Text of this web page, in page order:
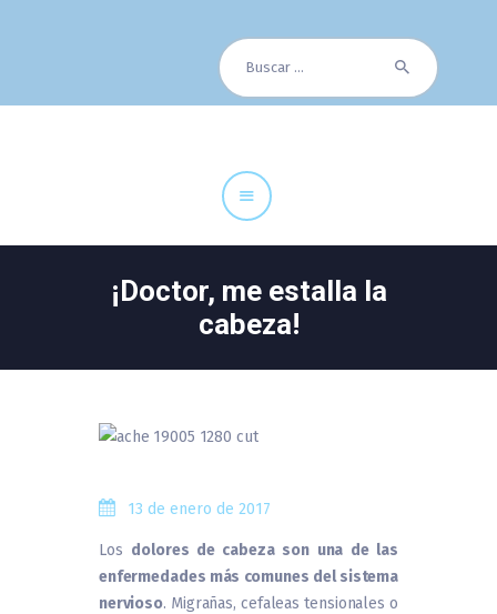
Buscar:
¡Doctor, me estalla la
cabeza!
Cuadro Médico
Especialidades
13 de enero de 2017
Los dolores de cabeza son una de las
enfermedades más comunes del sistema
nervioso. Migrañas, cefaleas tensionales o